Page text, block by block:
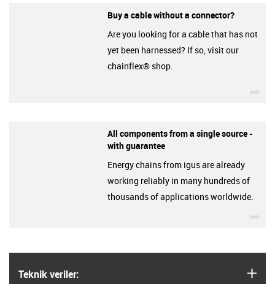
Teknik veriler:
Buy a cable without a connector?
Are you looking for a cable that has not
yet been harnessed? If so, visit our
chainflex® shop.
All components from a single source -
with guarantee
Energy chains from igus are already
working reliably in many hundreds of
thousands of applications worldwide.